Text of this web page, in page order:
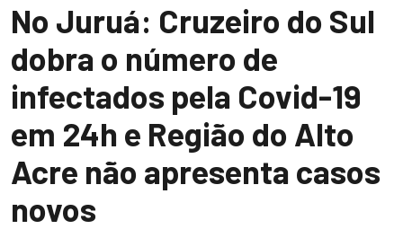
No Juruá: Cruzeiro do Sul
dobra o número de
infectados pela Covid-19
em 24h e Região do Alto
Acre não apresenta casos
novos